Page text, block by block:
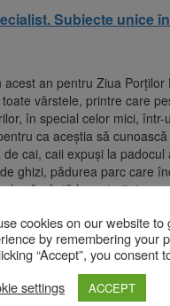
Subiecte unice
an pentru Ziua
vârstele, printre care
în special celor mici, într-
ca aceştia să
cai, caii expuşi la padocul
ghizi, pădurea parc care
sămânţă la maturitate,
rând târgul cu produsele
administrate de
consumului de
cookies on our website
by remembering your
“Accept”, you consent
settings
ACCEPT